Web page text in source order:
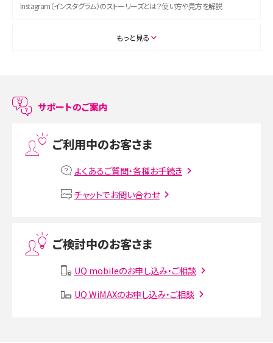
Instagram（インスタグラム）のストーリーズとは？使い方や見方を解説
ASMRとは？初心者向けの代表ジャンルや楽しみ方を解説
LINEで友だちを削除する方法は？方法ごとの影響や復活・復元する方法も解説
MNOとは？MVNOやMVNEとの違いやメリット・デメリットを解説
VPN接続とは？仕組みや必要性、メリット・デメリット、接続方法を解説
Instagram（インスタグラム）でスクショするとバレる？バレるケースや撮り方も解
SMSとは？料金やできること、注意点や届かない時の対処法を解説
もっと見る
サポートのご案内
ご利用中のお客さま
よくあるご質問・各種お手続き
チャットでお問い合わせ
ご検討中のお客さま
UQ mobileのお申し込み・ご相談
UQ WiMAXのお申し込み・ご相談